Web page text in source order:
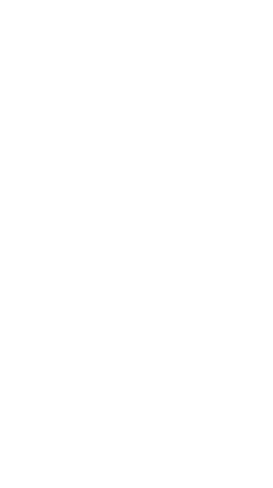
いただ
さい。
れるも
売店・
いしま
利用者
ること
以下、
酸ジブチ
せん。
応品が
、
数を意
とい
得する
製造装
ます。
きをい
御